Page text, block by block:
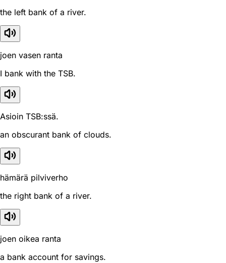
the left bank of a river.
joen vasen ranta
I bank with the TSB.
Asioin TSB:ssä.
an obscurant bank of clouds.
hämärä pilviverho
the right bank of a river.
joen oikea ranta
a bank account for savings.